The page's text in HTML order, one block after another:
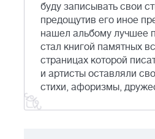
буду записывать свои
предощутив его иное
нашел альбому лучшее
стал книгой памятных
страницах которой
и артисты оставляли
стихи, афоризмы,